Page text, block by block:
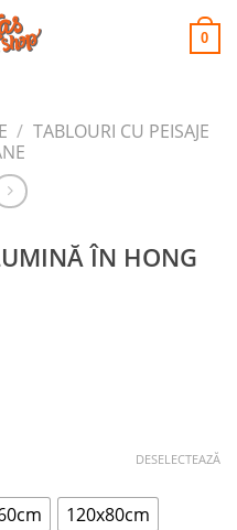
0
/ TABLOURI CU PEISAJE
ÎN HONG
120x80cm
DESELECTEAZĂ